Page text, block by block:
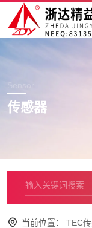
Sensor
传感器
当前位置： TEC